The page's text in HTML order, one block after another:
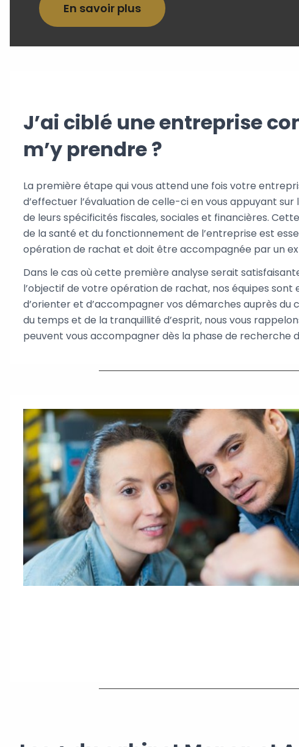
En savoir plus
J’ai ciblé une entreprise
m’y prendre ?
La première étape qui vous attend une fois votre
d’effectuer l’évaluation de celle-ci en vous appuyant sur
de leurs spécificités fiscales, sociales et financières.
de la santé et du fonctionnement de l’entreprise est
opération de rachat et doit être accompagnée par un
Dans le cas où cette première analyse serait
l’objectif de votre opération de rachat, nos équipes sont
d’orienter et d’accompagner vos démarches auprès du
du temps et de la tranquillité d’esprit, nous vous
peuvent vous accompagner dès la phase de recherche